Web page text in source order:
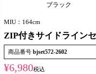
ブラック
MIU：164cm
ZIP付きサイドライン
商品番号 bjset572-2602
¥6,980税込